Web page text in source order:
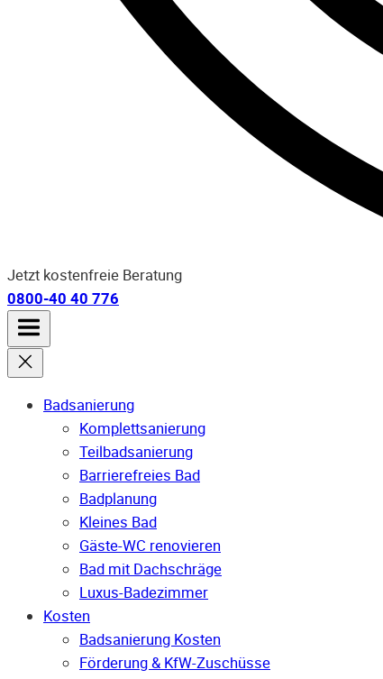
Jetzt kostenfreie Beratung
0800-40 40 776
Badsanierung
Komplettsanierung
Teilbadsanierung
Barrierefreies Bad
Badplanung
Kleines Bad
Gäste-WC renovieren
Bad mit Dachschräge
Luxus-Badezimmer
Kosten
Badsanierung Kosten
Förderung & KfW-Zuschüsse